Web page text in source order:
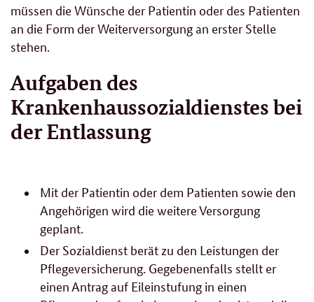
müssen die Wünsche der Patientin oder des Patienten
an die Form der Weiterversorgung an erster Stelle
stehen.
Aufgaben des
Krankenhaussozialdienstes bei
der Entlassung
Mit der Patientin oder dem Patienten sowie den
Angehörigen wird die weitere Versorgung
geplant.
Der Sozialdienst berät zu den Leistungen der
Pflegeversicherung. Gegebenenfalls stellt er
einen Antrag auf Eileinstufung in einen